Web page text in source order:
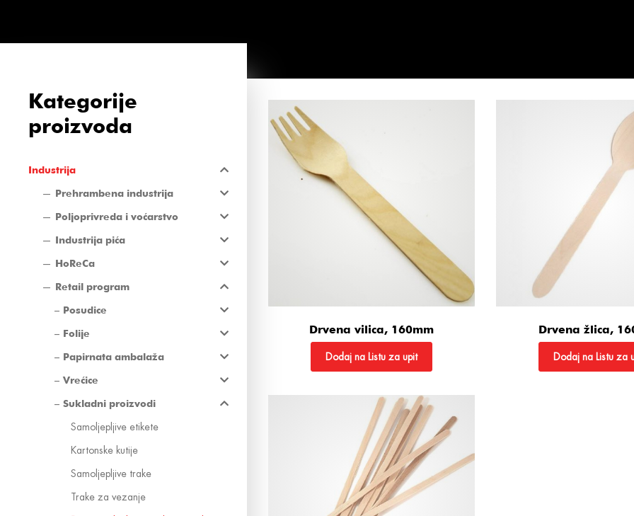
Kategorije
proizvoda
Industrija
Prehrambena industrija
Poljoprivreda i voćarstvo
Industrija pića
HoReCa
Retail program
Posudice
Folije
Papirnata ambalaža
Vrećice
Sukladni proizvodi
Samoljepljive etikete
Kartonske kutije
Samoljepljive trake
Trake za vezanje
Drvena vilica, 160mm
Dodaj na Listu za upit
Drvena žlica,
Dodaj na Listu za